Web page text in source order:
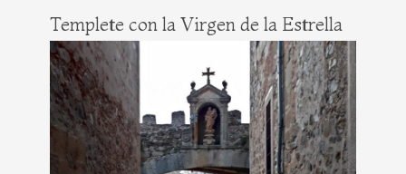
Templete con la Virgen de la Estrella